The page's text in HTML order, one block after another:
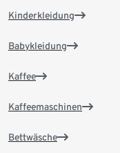
Kinderkleidung
Babykleidung
Kaffee
Kaffeemaschinen
Bettwäsche